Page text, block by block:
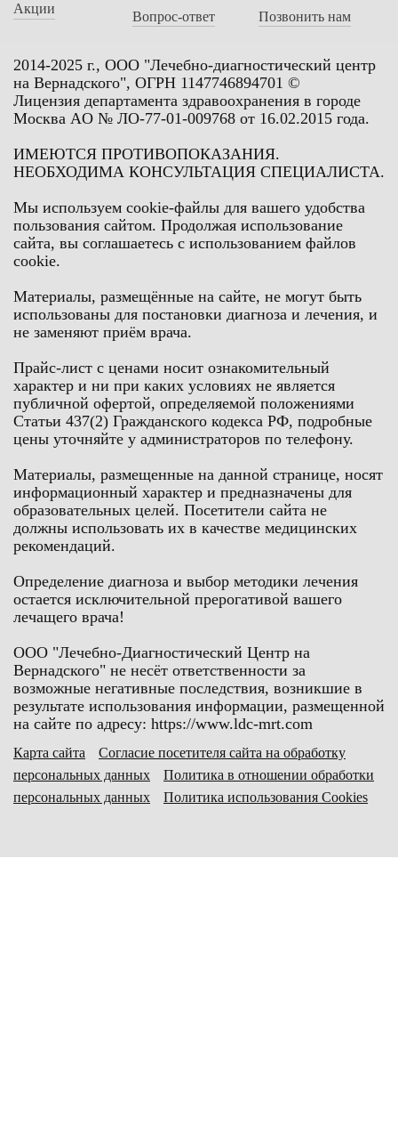
Акции
Вопрос-ответ
Позвонить нам
2014-2025 г., ООО "Лечебно-диагностический центр
на Вернадского", ОГРН 1147746894701 ©
Лицензия департамента здравоохранения в городе
Москва AО № ЛО-77-01-009768 от 16.02.2015 года.
ИМЕЮТСЯ ПРОТИВОПОКАЗАНИЯ.
НЕОБХОДИМА КОНСУЛЬТАЦИЯ СПЕЦИАЛИСТА.
Мы используем cookie-файлы для вашего удобства
пользования сайтом. Продолжая использование
сайта, вы соглашаетесь с использованием файлов
cookie.
Материалы, размещённые на сайте, не могут быть
использованы для постановки диагноза и лечения, и
не заменяют приём врача.
Прайс-лист с ценами носит ознакомительный
характер и ни при каких условиях не является
публичной офертой, определяемой положениями
Статьи 437(2) Гражданского кодекса РФ, подробные
цены уточняйте у администраторов по телефону.
Материалы, размещенные на данной странице, носят
информационный характер и предназначены для
образовательных целей. Посетители сайта не
должны использовать их в качестве медицинских
рекомендаций.
Определение диагноза и выбор методики лечения
остается исключительной прерогативой вашего
лечащего врача!
ООО "Лечебно-Диагностический Центр на
Вернадского" не несёт ответственности за
возможные негативные последствия, возникшие в
результате использования информации, размещенной
на сайте по адресу: https://www.ldc-mrt.com
Карта сайта
Согласие посетителя сайта на обработку
персональных данных
Политика в отношении обработки
персональных данных
Политика использования Cookies